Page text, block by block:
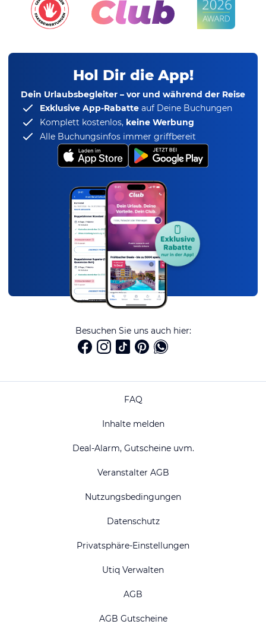
Hol Dir die App!
Dein Urlaubsbegleiter – vor und während der Reise
Exklusive App-Rabatte auf Deine Buchungen
Komplett kostenlos, keine Werbung
Alle Buchungsinfos immer griffbereit
Besuchen Sie uns auch hier:
FAQ
Inhalte melden
Deal-Alarm, Gutscheine uvm.
Veranstalter AGB
Nutzungsbedingungen
Datenschutz
Privatsphäre-Einstellungen
Utiq Verwalten
AGB
AGB Gutscheine